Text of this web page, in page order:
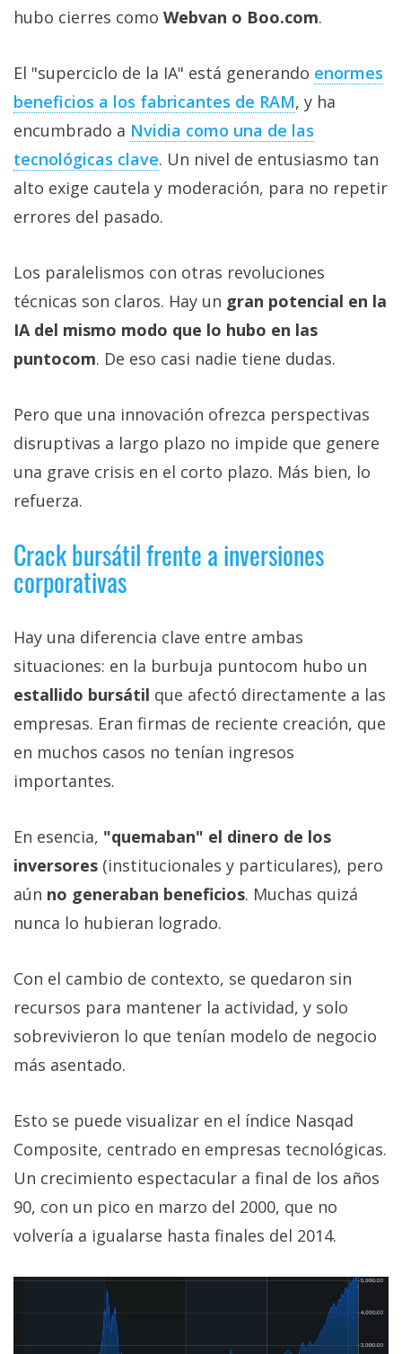
hubo cierres como Webvan o Boo.com.
El "superciclo de la IA" está generando enormes
beneficios a los fabricantes de RAM‎, y ha
encumbrado a Nvidia como una de las
tecnológicas clave‎. Un nivel de entusiasmo tan
alto exige cautela y moderación, para no repetir
errores del pasado.
Los paralelismos con otras revoluciones
técnicas son claros. Hay un gran potencial en la
IA del mismo modo que lo hubo en las
puntocom. De eso casi nadie tiene dudas.
Pero que una innovación ofrezca perspectivas
disruptivas a largo plazo no impide que genere
una grave crisis en el corto plazo. Más bien, lo
refuerza.
Crack bursátil frente a inversiones
corporativas
Hay una diferencia clave entre ambas
situaciones: en la burbuja puntocom hubo un
estallido bursátil que afectó directamente a las
empresas. Eran firmas de reciente creación, que
en muchos casos no tenían ingresos
importantes.
En esencia, "quemaban" el dinero de los
inversores (institucionales y particulares), pero
aún no generaban beneficios. Muchas quizá
nunca lo hubieran logrado.
Con el cambio de contexto, se quedaron sin
recursos para mantener la actividad, y solo
sobrevivieron lo que tenían modelo de negocio
más asentado.
Esto se puede visualizar en el índice Nasqad
Composite, centrado en empresas tecnológicas.
Un crecimiento espectacular a final de los años
90, con un pico en marzo del 2000, que no
volvería a igualarse hasta finales del 2014.